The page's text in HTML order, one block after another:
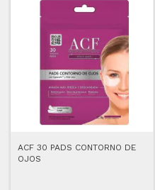
ACF 30 PADS CONTORNO DE
OJOS